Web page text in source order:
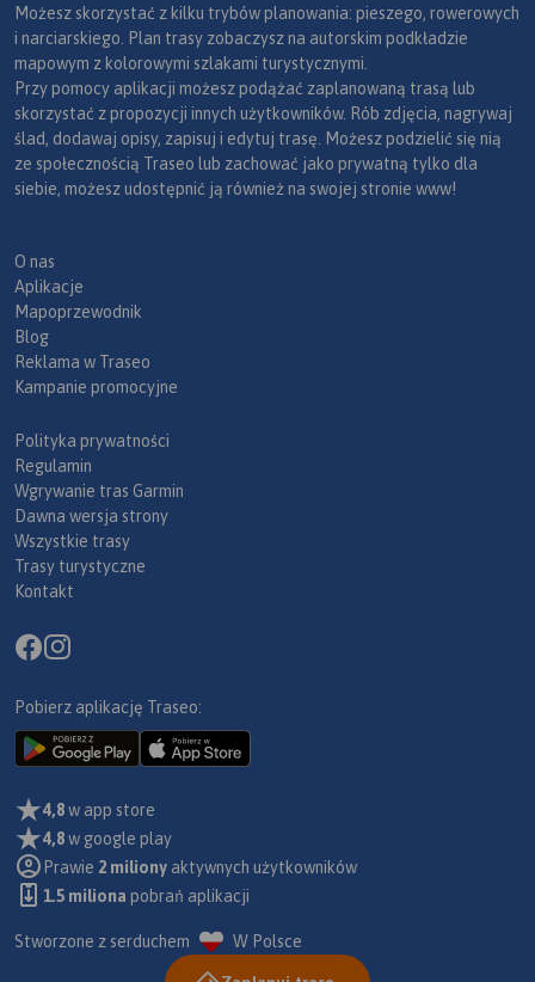
Możesz skorzystać z kilku trybów planowania: pieszego, rowerowych
i narciarskiego. Plan trasy zobaczysz na autorskim podkładzie
mapowym z kolorowymi szlakami turystycznymi.
Przy pomocy aplikacji możesz podążać zaplanowaną trasą lub
skorzystać z propozycji innych użytkowników. Rób zdjęcia, nagrywaj
ślad, dodawaj opisy, zapisuj i edytuj trasę. Możesz podzielić się nią
ze społecznością Traseo lub zachować jako prywatną tylko dla
siebie, możesz udostępnić ją również na swojej stronie www!
O nas
Aplikacje
Mapoprzewodnik
Blog
Reklama w Traseo
Kampanie promocyjne
Polityka prywatności
Regulamin
Wgrywanie tras Garmin
Dawna wersja strony
Wszystkie trasy
Trasy turystyczne
Kontakt
Pobierz aplikację Traseo:
4,8w app store
4,8w google play
Prawie 2 miliony aktywnych użytkowników
1.5 miliona pobrań aplikacji
Stworzone z serduchem W Polsce